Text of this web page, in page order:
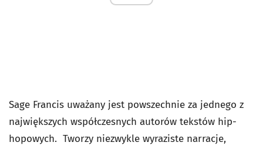
Sage Francis uważany jest powszechnie za jednego z
największych współczesnych autorów tekstów hip-
hopowych. Tworzy niezwykle wyraziste narracje,